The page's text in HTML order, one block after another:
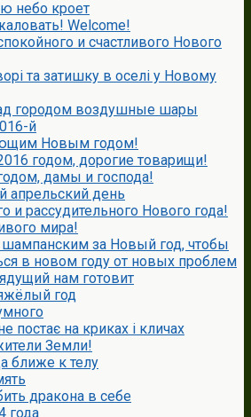
небо кроет
Welcome!
и счастливого Нового
та затишку в оселі у Новому
городом воздушные шары
й
Новым годом!
годом, дорогие товарищи!
дамы и господа!
апрельский день
и рассудительного Нового года!
мира!
за Новый год, чтобы
в новом году от новых проблем
нам готовит
год
постає на криках і кличах
Земли!
ближе к телу
дракона в себе
года